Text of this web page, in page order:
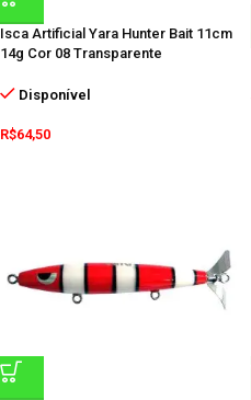
Isca Artificial Yara Hunter Bait 11cm
14g Cor 08 Transparente
Disponível
R$64,50